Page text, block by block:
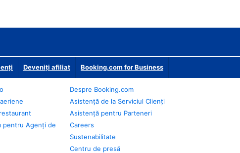
Deveniţi afiliat Booking.com for Business
pentru Agenți de
Despre Booking.com
Asistență de la Serviciul Clienți
Asistență pentru Parteneri
Careers
Sustenabilitate
Centru de presă